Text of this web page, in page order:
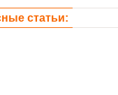
статьи: